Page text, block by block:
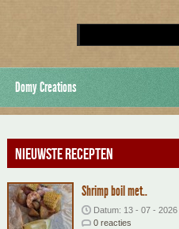
Domy Creations
Nieuwste recepten
Shrimp boil met..
Datum: 13 - 07 - 2026
0 reacties